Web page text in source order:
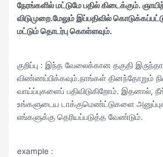
நேரங்களில் மட்டுமே பதில் கிடைக்கும்.
விடுமுறை.மேலும் இப்பதிவில்
மட்டும் தொடர்பு கொள்ளவும்.
குறிப்பு : இந்த வேலைக்கான தகுதி
விண்ணப்பிக்கவும்.நாங்கள் தினந்தோறும்
வாய்ப்புகளைப் பதிவிடுகிறோம்.
உங்களுடைய டாக்குமெண்ட்டுகளை
எங்களுக்கு தெரியப்படுத்த வேண்டும்.
example :